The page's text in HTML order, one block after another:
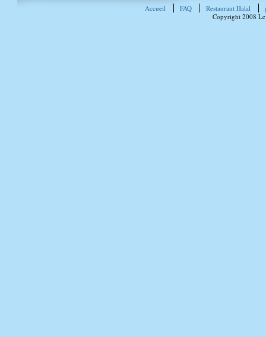
Accueil FAQ Restaurant Halal
Copyright 2008